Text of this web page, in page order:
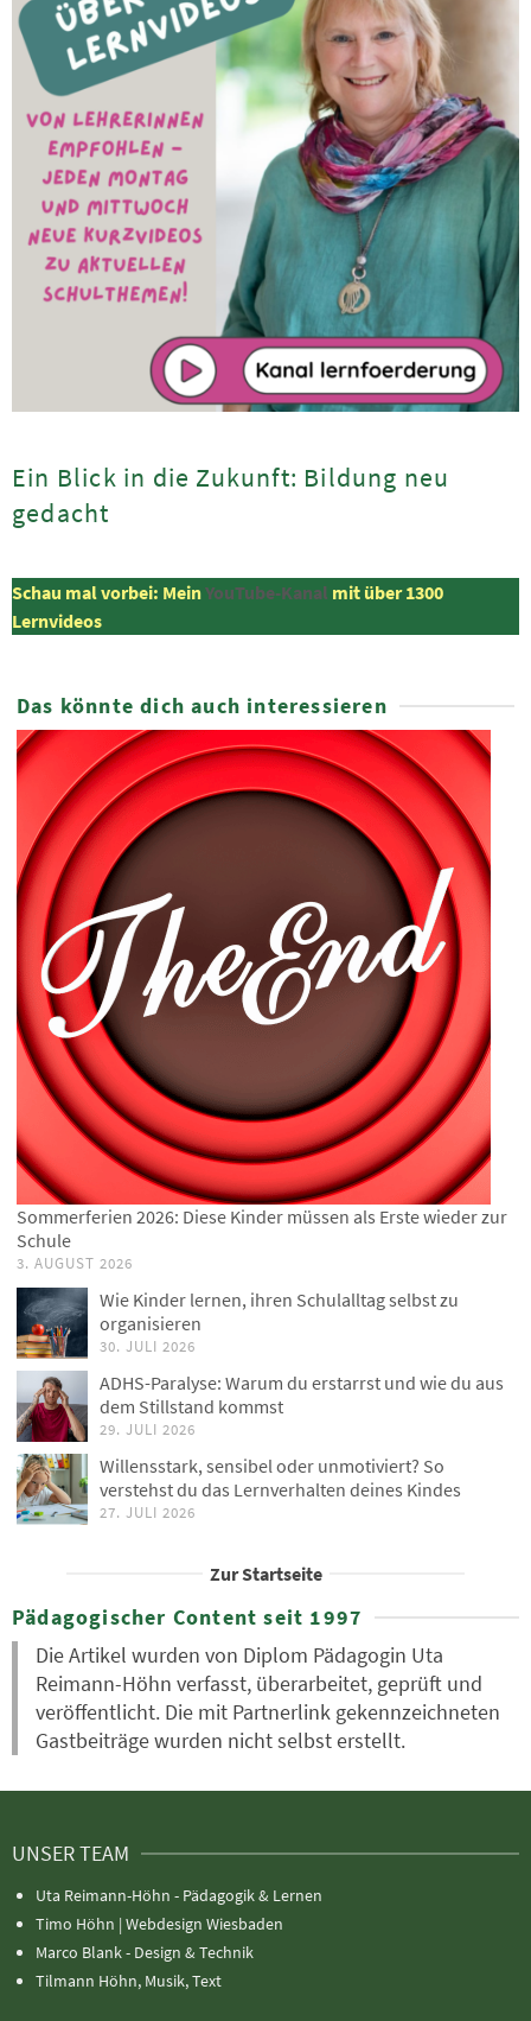
Ein Blick in die Zukunft: Bildung neu
gedacht
Schau mal vorbei: MeinYouTube-Kanal mit über 1300
Lernvideos
Das könnte dich auch interessieren
Sommerferien 2026: Diese Kinder müssen als Erste wieder zur
Schule
3. AUGUST 2026
Wie Kinder lernen, ihren Schulalltag selbst zu
organisieren
30. JULI 2026
ADHS-Paralyse: Warum du erstarrst und wie du aus
dem Stillstand kommst
29. JULI 2026
Willensstark, sensibel oder unmotiviert? So
verstehst du das Lernverhalten deines Kindes
27. JULI 2026
Zur Startseite
Pädagogischer Content seit 1997
Die Artikel wurden von Diplom Pädagogin Uta
Reimann-Höhn verfasst, überarbeitet, geprüft und
veröffentlicht. Die mit Partnerlink gekennzeichneten
Gastbeiträge wurden nicht selbst erstellt.
UNSER TEAM
Uta Reimann-Höhn - Pädagogik & Lernen
Timo Höhn | Webdesign Wiesbaden
Marco Blank - Design & Technik
Tilmann Höhn, Musik, Text